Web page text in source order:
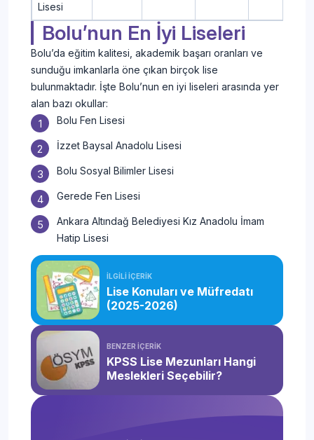
Lisesi
Bolu’nun En İyi Liseleri
Bolu’da eğitim kalitesi, akademik başarı oranları ve
sunduğu imkanlarla öne çıkan birçok lise
bulunmaktadır. İşte Bolu’nun en iyi liseleri arasında yer
alan bazı okullar:
Bolu Fen Lisesi
İzzet Baysal Anadolu Lisesi
Bolu Sosyal Bilimler Lisesi
Gerede Fen Lisesi
Ankara Altındağ Belediyesi Kız Anadolu İmam
Hatip Lisesi
İLGİLİ İÇERİK
Lise Konuları ve Müfredatı
(2025-2026)
BENZER İÇERİK
KPSS Lise Mezunları Hangi
Meslekleri Seçebilir?